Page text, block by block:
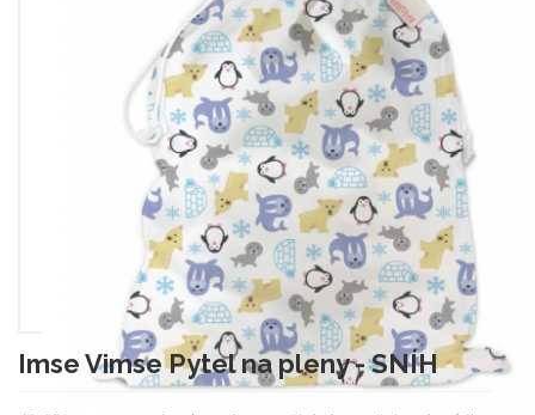
Imse Vimse Pytel na pleny - SNÍH